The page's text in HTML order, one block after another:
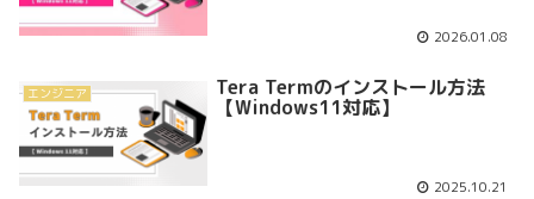
2026.01.08
エンジニア Tera Termのインストール方法
【Windows11対応】
2025.10.21